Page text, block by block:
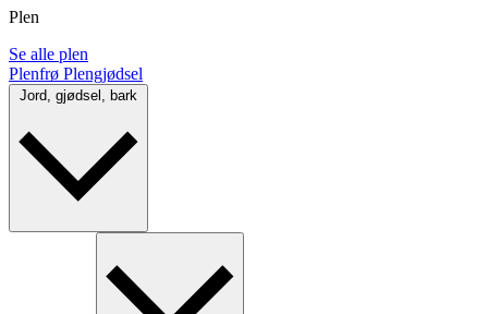
Plen
Se alle plen
Plenfrø Plengjødsel